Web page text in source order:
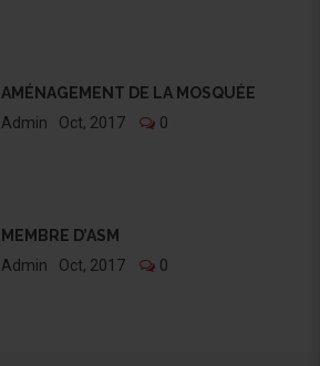
AMÉNAGEMENT DE LA MOSQUÉE
Admin
Oct, 2017 0
MEMBRE D’ASM
Admin
Oct, 2017 0